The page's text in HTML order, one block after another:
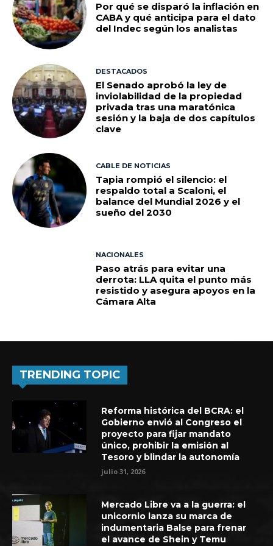
Por qué se disparó la inflación en
CABA y qué anticipa para el dato
del Indec según los analistas
DESTACADOS
El Senado aprobó la ley de
inviolabilidad de la propiedad
privada tras una maratónica
sesión y la baja de dos capítulos
clave
CABLE DE NOTICIAS
Tapia rompió el silencio: el
respaldo total a Scaloni, el
balance del Mundial 2026 y el
sueño del 2030
NACIONALES
Paso atrás para evitar una
derrota: LLA quita el punto más
resistido y asegura apoyos en la
Cámara Alta
TRENDING TOPIC
Reforma histórica del BCRA: el
Gobierno envió al Congreso el
proyecto para fijar mandato
único, prohibir la emisión al
Tesoro y blindar la autonomía
julio 31, 2026
Mercado Libre va a la guerra: el
unicornio lanza su marca de
indumentaria Balse para frenar
el avance de Shein y Temu